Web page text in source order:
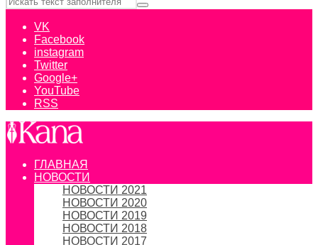
VK
Facebook
instagram
Twitter
Google+
YouTube
RSS
ГЛАВНАЯ
НОВОСТИ
НОВОСТИ 2021
НОВОСТИ 2020
НОВОСТИ 2019
НОВОСТИ 2018
НОВОСТИ 2017